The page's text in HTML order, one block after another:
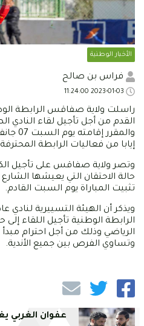
الأخبار الوطنية
فراس بن صالح
راسلت ولاية صفاقس الرابطة
القدم من أجل تأجيل لقاء النادي
إيابا من فعاليات الرابطة المحترفة
وتصر ولاية صفاقس على تأجيل
حالة الاحتقان التي يعيشها
تثبيت المباراة يوم السبت القادم.
ويذكر أن الهيئة التسييرية
الرابطة الوطنية تأجيل اللقاء إلى
الرياضي وذلك من أجل احترام
وتساوي الفرص بين جميع الأندية.
عفوان الغربي